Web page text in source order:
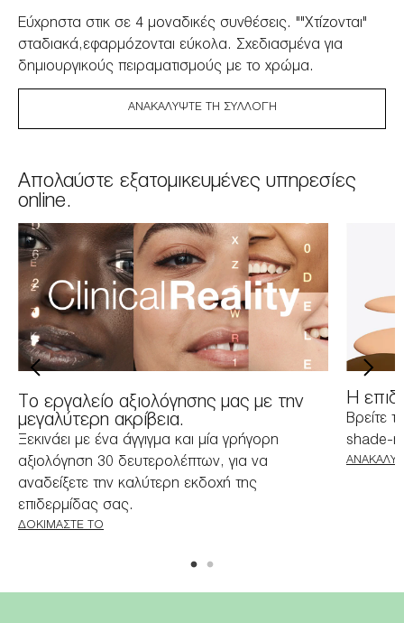
Εύχρηστα στικ σε 4 μοναδικές συνθέσεις. ""Χτίζονται"
σταδιακά,εφαρμόζονται εύκολα. Σχεδιασμένα για
δημιουργικούς πειραματισμούς με το χρώμα.
ΑΝΑΚΑΛΎΨΤΕ ΤΗ ΣΥΛΛΟΓΉ
Απολαύστε εξατομικευμένες υπηρεσίες
online.
Tο εργαλείο αξιολόγησης μας με την
μεγαλύτερη ακρίβεια.
Ξεκινάει με ένα άγγιγμα και μία γρήγορη
αξιολόγηση 30 δευτερολέπτων, για να
αναδείξετε την καλύτερη εκδοχή της
επιδερμίδας σας.
ΔΟΚΙΜΆΣΤΕ ΤΟ
H
Βρείτε
shade-